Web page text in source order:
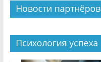
Новости партнёров
Психология успеха